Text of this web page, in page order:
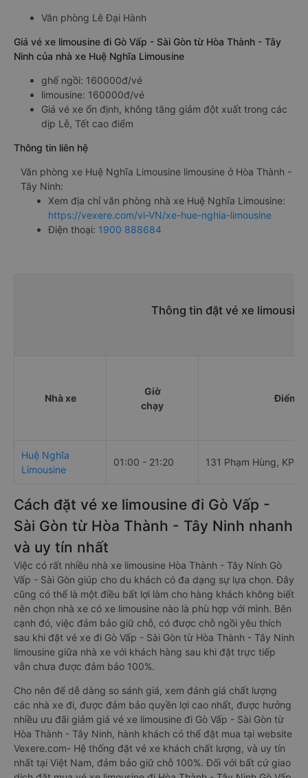
Văn phòng Lê Đại Hành
Giá vé xe limousine đi Gò Vấp - Sài Gòn từ Hòa Thành - Tây
Ninh của nhà xe Huệ Nghĩa Limousine
ghế ngồi: 160000đ/vé
limousine: 160000đ/vé
Giá vé xe ổn định, không tăng giảm đột xuất trong các
dịp Lễ, Tết cao điểm
Thông tin liên hệ
Văn phòng xe Huệ Nghĩa Limousine limousine ở Hòa Thành -
Tây Ninh:
Xem địa chỉ văn phòng nhà xe Huệ Nghĩa Limousine:
https://vexere.com/vi-VN/xe-hue-nghia-limousine
Điện thoại: 1900 888684
Thông tin đặt vé xe
Nhà xe
Giờ
chạy
Điểm
Huệ Nghĩa
Limousine
01:00 - 21:20 131 Phạm Hùng, KP2
Cách đặt vé xe limousine đi Gò Vấp -
Sài Gòn từ Hòa Thành - Tây Ninh nhanh
và uy tín nhất
Việc có rất nhiều nhà xe limousine Hòa Thành - Tây Ninh Gò
Vấp - Sài Gòn giúp cho du khách có đa dạng sự lựa chọn. Đây
cũng có thể là một điều bất lợi làm cho hàng khách không biết
nên chọn nhà xe có xe limousine nào là phù hợp với mình. Bên
cạnh đó, việc đảm bảo giữ chỗ, có được chỗ ngồi yêu thích
sau khi đặt vé xe đi Gò Vấp - Sài Gòn từ Hòa Thành - Tây Ninh
limousine giữa nhà xe với khách hàng sau khi đặt trực tiếp
vẫn chưa được đảm bảo 100%.
Cho nên để dễ dàng so sánh giá, xem đánh giá chất lượng
các nhà xe đi, được đảm bảo quyền lợi cao nhất, được hưởng
nhiều ưu đãi giảm giá vé xe limousine đi Gò Vấp - Sài Gòn từ
Hòa Thành - Tây Ninh, hành khách có thể đặt mua tại website
Vexere.com- Hệ thống đặt vé xe khách chất lượng, và uy tín
nhất tại Việt Nam, đảm bảo giữ chỗ 100%. Đối với bất cứ giao